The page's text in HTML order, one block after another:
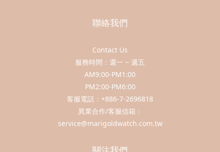
聯絡我們
Contact Us
服務時間：週一 ~ 週五
AM9:00-PM1:00
PM2:00-PM6:00
客服電話：+886-7-2696818
異業合作/客服信箱：
service@marigoldwatch.com.tw